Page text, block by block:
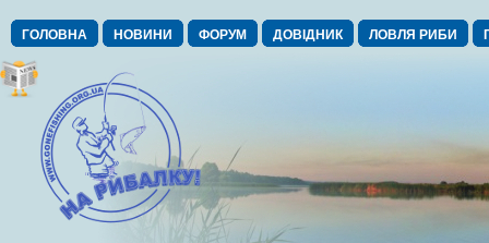
ГОЛОВНА НОВИНИ ФОРУМ ДОВІДНИК ЛОВЛЯ РИБИ